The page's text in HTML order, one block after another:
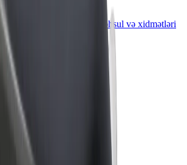
miqyaslandırılmış Bolt məhsul və xidmətləri
OÜ